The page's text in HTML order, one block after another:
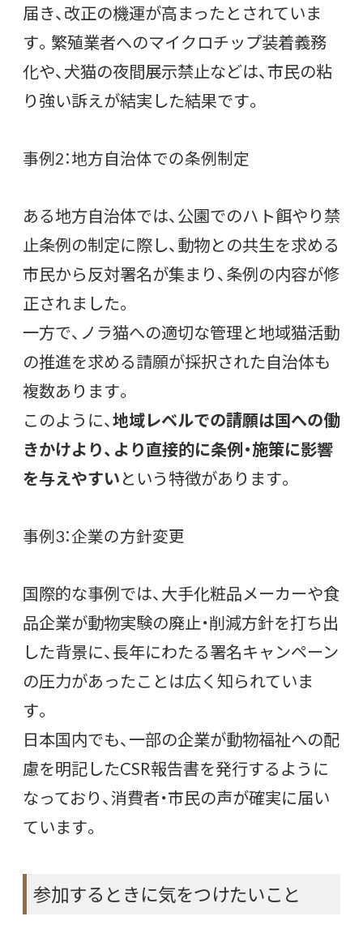
届き、改正の機運が高まったとされていま
す。繁殖業者へのマイクロチップ装着義務
化や、犬猫の夜間展示禁止などは、市民の粘
り強い訴えが結実した結果です。
事例2：地方自治体での条例制定
ある地方自治体では、公園でのハト餌やり禁
止条例の制定に際し、動物との共生を求める
市民から反対署名が集まり、条例の内容が修
正されました。
一方で、ノラ猫への適切な管理と地域猫活動
の推進を求める請願が採択された自治体も
複数あります。
このように、地域レベルでの請願は国への働
きかけより、より直接的に条例・施策に影響
を与えやすいという特徴があります。
事例3：企業の方針変更
国際的な事例では、大手化粧品メーカーや食
品企業が動物実験の廃止・削減方針を打ち出
した背景に、長年にわたる署名キャンペーン
の圧力があったことは広く知られていま
す。
日本国内でも、一部の企業が動物福祉への配
慮を明記したCSR報告書を発行するように
なっており、消費者・市民の声が確実に届い
ています。
参加するときに気をつけたいこと